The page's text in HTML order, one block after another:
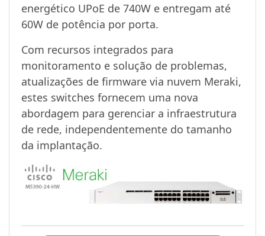
energético UPoE de 740W e entregam até
60W de potência por porta.
Com recursos integrados para
monitoramento e solução de problemas,
atualizações de firmware via nuvem Meraki,
estes switches fornecem uma nova
abordagem para gerenciar a infraestrutura
de rede, independentemente do tamanho
da implantação.